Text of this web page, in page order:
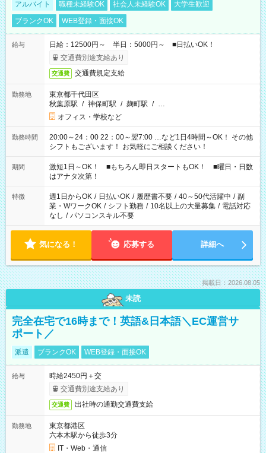
アルバイト 職種未経験OK 社会人未経験OK
大学生歓迎
ブランクOK
WEB登録・面接OK
給与
日給：12500円～ 半日：5000円～ ■日払いOK！
交通費別途支給あり
交通費 交通費規定支給
勤務地
東京都千代田区
秋葉原駅 / 神保町駅 / 麹町駅 / …
オフィス・学校など
勤務時間
20:00～24：00 22：00～翌7:00 …など1日4時間～OK！ その他
シフトもございます！ お気軽にご相談ください！
期間
激短1日～OK！ ■もちろん即日スタートもOK！ ■曜日・日数
はアナタ次第！
特徴 週1日からOK / 日払いOK / 履歴書不要 / 40～50代活躍中 / 副
業・WワークOK / シフト勤務 / 10名以上の大量募集 / 電話対応
なし / パソコンスキル不要
気になる！ 応募する 詳細へ
掲載日：2026.08.05
未読
完全在宅で16時まで！英語&日本語＼EC運営サ
ポート／
派遣 ブランクOK WEB登録・面接OK
給与
時給2450円＋交
交通費別途支給あり
交通費 出社時の通勤交通費支給
勤務地
東京都港区
六本木駅から徒歩3分
IT・Web・通信